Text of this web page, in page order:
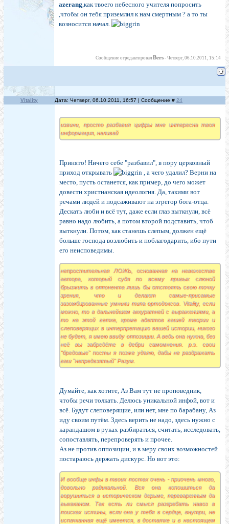
azerang,как твоего небесного учителя попросить
,чтобы он тебя приземлил к нам смертным ? а то ты
возносится начал.
Сообщение отредактировал Bers - Четверг, 06.10.2011, 15:14
Vitality Дата: Четверг, 06.10.2011, 16:57 | Сообщение # 24
извини, просто разбавил цифры мне интересна твоя
информация, наливай
Принято! Ничего себе "разбавил", в пору церковный
приход открывать
, а чего удалил? Верни на
место, пусть останется, как пример, до чего может
довести христианская идеология. Да, такими вот
речами людей и подсаживают на эгрегор бога-отца.
Дескать люби и всё тут, даже если глаз выткнули, всё
равно надо любить, а потом второй подставить, чтоб
выткнули. Потом, как станешь слепым, должен ещё
больше господа возлюбить и поблагодарить, ибо пути
его неисповедимы.
непростительная ЛОЖЬ, основанная на невежестве
автора, который судя по всему привык слюной
брызжить в оппонента лишь бы отстоять свою точку
зрения, что и делают самые-присамые
зазомбированные умники типа ортодоксов. Vitality, если
можно, то в дальнейшем аккуратней с выражениями, а
то на этой ветке, кроме адептов вашей теории и
слеповерящих в интерпретацию вашей истории, никого
не будет, я имею ввиду оппозиции. А ведь она нужна, без
неё вы забредёте в дебри самомнения. p.s. свои
"бредовые" посты я позже удалю, дабы не раздражать
ваш "непредвзятый" Разум.
Думайте, как хотите, Аз Вам тут не проповедник,
чтобы речи толкать. Делюсь уникальной инфой, вот и
всё. Будут слеповерящие, или нет, мне по барабану, Аз
иду своим путём. Здесь верить не надо, здесь нужно с
карандашом в руках разбираться, считать, исследовать,
сопоставлять, перепроверять и прочее.
Аз не против оппозиции, и в меру своих возможностей
постараюсь держать дискурс. Но вот это:
И вообще инфы в твоих постах очень - приочень много,
довольно радикальной. Вся она копошиться да
ворушиться в историческом дерьме, переваренным да
выкаканом. Так есть ли смысл разгребать навоз в
поисках истины, если она у тебя в сердце, внутри, не
испачканная ещё имеется, в достатке и в настоящем